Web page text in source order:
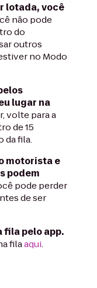
lotada, você
não pode
do
outros
no Modo
lugar na
volte para a
de 15
da fila.
motorista e
podem
pode perder
de ser
fila pelo app.
filaaqui.